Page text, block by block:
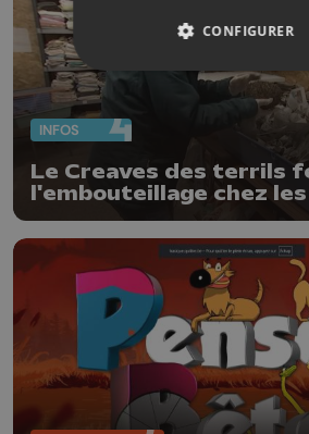
INFOS
Le Creaves des terrils
l'embouteillage chez
CONFIGURER